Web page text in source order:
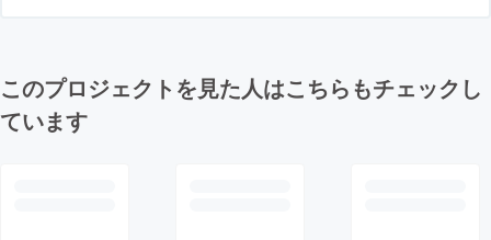
このプロジェクトを見た人はこちらもチェックし
ています